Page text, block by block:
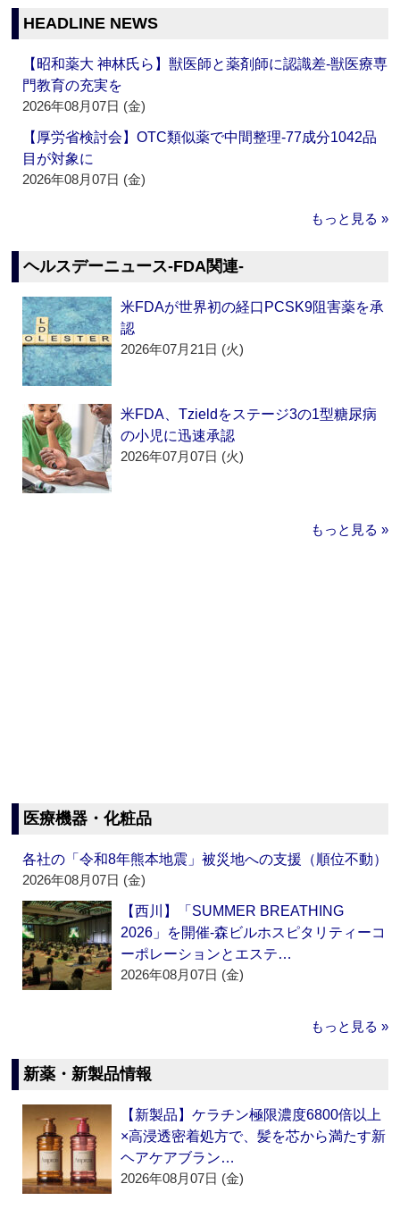
HEADLINE NEWS
【昭和薬大 神林氏ら】獣医師と薬剤師に認識差‐獣医療専
門教育の充実を
2026年08月07日 (金)
【厚労省検討会】OTC類似薬で中間整理‐77成分1042品
目が対象に
2026年08月07日 (金)
もっと見る »
ヘルスデーニュース‐FDA関連‐
米FDAが世界初の経口PCSK9阻害薬を承
認
2026年07月21日 (火)
米FDA、Tzieldをステージ3の1型糖尿病
の小児に迅速承認
2026年07月07日 (火)
もっと見る »
医療機器・化粧品
各社の「令和8年熊本地震」被災地への支援（順位不動）
2026年08月07日 (金)
【西川】「SUMMER BREATHING
2026」を開催‐森ビルホスピタリティーコ
ーポレーションとエステ…
2026年08月07日 (金)
もっと見る »
新薬・新製品情報
【新製品】ケラチン極限濃度6800倍以上
×高浸透密着処方で、髪を芯から満たす新
ヘアケアブラン…
2026年08月07日 (金)